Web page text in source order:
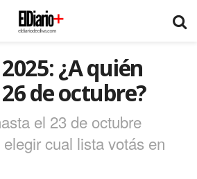
¿A quién
de octubre?
el 23 de octubre
cual lista votás en